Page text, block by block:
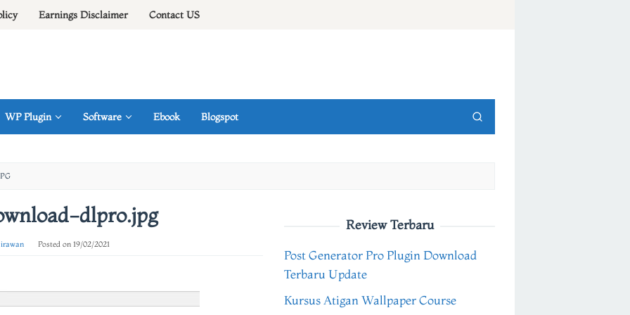
Earnings Disclaimer Contact US
WP Plugin Software Ebook Blogspot
dlpro.jpg
Posted on 19/02/2021
Review Terbaru
Post Generator Pro Plugin Download
Terbaru Update
Kursus Atigan Wallpaper Course